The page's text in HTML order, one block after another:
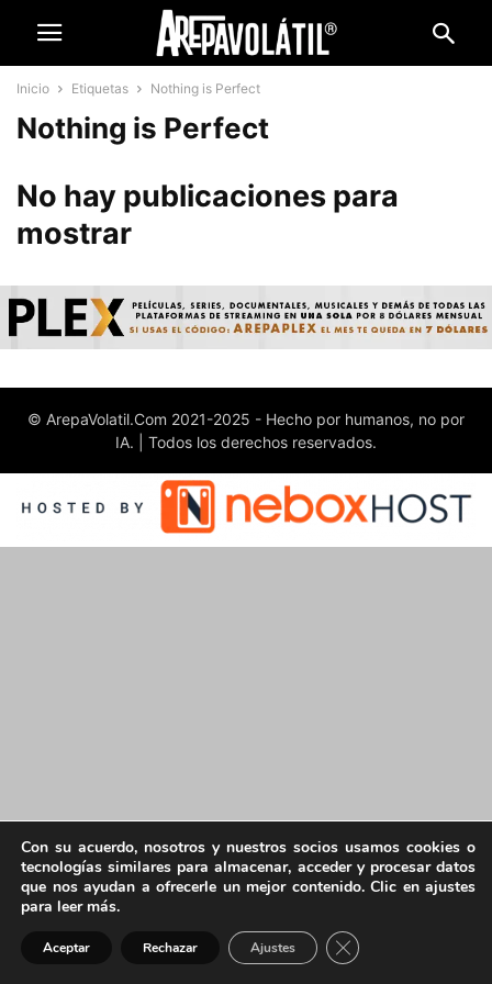
Inicio Etiquetas Nothing is Perfect
Nothing is Perfect
No hay publicaciones para
mostrar
© ArepaVolatil.Com 2021-2025 - Hecho por humanos, no por
IA. | Todos los derechos reservados.
Con su acuerdo, nosotros y nuestros socios usamos cookies o
tecnologías similares para almacenar, acceder y procesar datos
que nos ayudan a ofrecerle un mejor contenido. Clic en ajustes
para leer más.
Aceptar Rechazar Ajustes Cerrar el banner de